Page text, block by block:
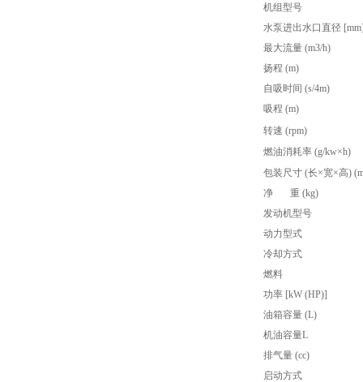
机组型号
水泵进出水口直径
最大流量 (m3/h)
扬程 (m)
自吸时间 (s/4m)
吸程 (m)
转速 (rpm)
燃油消耗率 (g/kw×h)
包装尺寸 (长×宽×高)
净
重 (kg)
发动机型号
动力型式
冷却方式
燃料
功率 [kW (HP)]
油箱容量 (L)
机油容量L
排气量 (cc)
启动方式